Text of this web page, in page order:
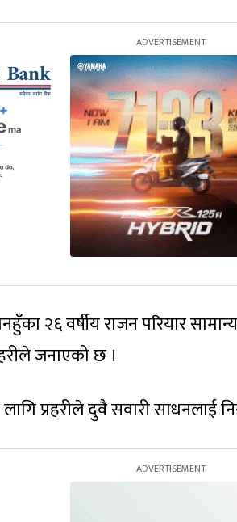
२६ वर्षीय राजन परियार
जनाएको छ ।
प्रहरीले दुवै सवारी साधनलाई